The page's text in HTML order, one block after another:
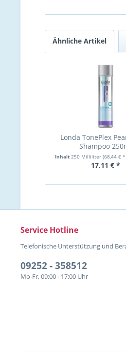
Ähnliche Artikel
Londa TonePlex
Shampoo
Inhalt 250 Milliliter (68,44 € * /
17,11 € *
Service Hotline
Telefonische Unterstützung und
09252 - 358512
Mo-Fr, 09:00 - 17:00 Uhr